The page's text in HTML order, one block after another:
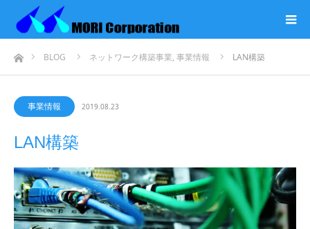
ホームBLOG ネットワーク構築事業, 事業情報 LAN構築
事業情報 2019.08.23
LAN構築